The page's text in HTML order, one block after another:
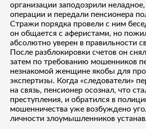
организации заподозрили
операции и передали пенсионера
Стражи порядка провели с ним
он общается с аферистами, но
абсолютно уверен в правильности
После разблокировки счетов он
затем по требованию мошенников
незнакомой женщине якобы для
экспертизы. Когда «следователи»
на связь, пенсионер осознал, что
преступления, и обратился в
мошенничества уже возбуждено
личности злоумышленников